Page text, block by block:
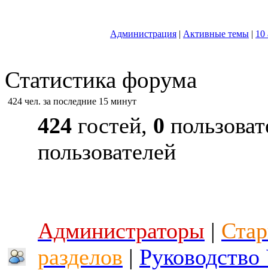
Администрация | Активные темы | 10
Статистика форума
424 чел. за последние 15 минут
424 гостей, 0
пользователей
Администраторы |
разделов |